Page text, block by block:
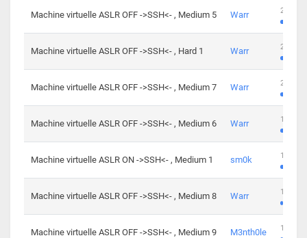
Machine virtuelle ASLR OFF ->SSH<- , Medium 5 Warr 265
Machine virtuelle ASLR OFF ->SSH<- , Hard 1 Warr 224
Machine virtuelle ASLR OFF ->SSH<- , Medium 7 Warr 230
Machine virtuelle ASLR OFF ->SSH<- , Medium 6 Warr 168
Machine virtuelle ASLR ON ->SSH<- , Medium 1 sm0k 139
Machine virtuelle ASLR OFF ->SSH<- , Medium 8 Warr 112
Machine virtuelle ASLR OFF ->SSH<- , Medium 9 M3nth0le 100